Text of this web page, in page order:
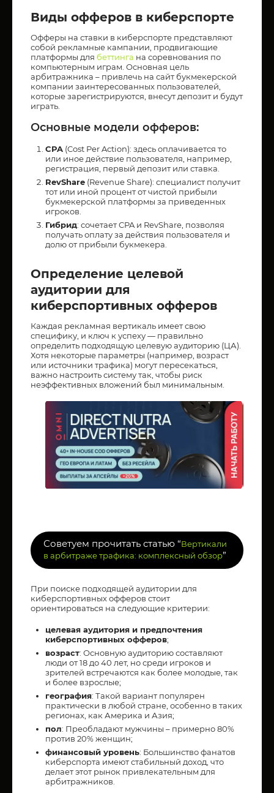
Виды офферов в киберспорте
Офферы на ставки в киберспорте представляют
собой рекламные кампании, продвигающие
платформы для беттинга на соревнования по
компьютерным играм. Основная цель
арбитражника – привлечь на сайт букмекерской
компании заинтересованных пользователей,
которые зарегистрируются, внесут депозит и будут
играть.
Основные модели офферов:
CPA (Cost Per Action): здесь оплачивается то
или иное действие пользователя, например,
регистрация, первый депозит или ставка.
RevShare (Revenue Share): специалист получит
тот или иной процент от чистой прибыли
букмекерской платформы за приведенных
игроков.
Гибрид: сочетает CPA и RevShare, позволяя
получать оплату за действия пользователя и
долю от прибыли букмекера.
Определение целевой
аудитории для
киберспортивных офферов
Каждая рекламная вертикаль имеет свою
специфику, и ключ к успеху — правильно
определить подходящую целевую аудиторию (ЦА).
Хотя некоторые параметры (например, возраст
или источники трафика) могут пересекаться,
важно настроить систему так, чтобы риск
неэффективных вложений был минимальным.
Советуем прочитать статью “Вертикали
в арбитраже трафика: комплексный обзор”
При поиске подходящей аудитории для
киберспортивных офферов стоит
ориентироваться на следующие критерии:
целевая аудитория и предпочтения
киберспортивных офферов;
возраст: Основную аудиторию составляют
люди от 18 до 40 лет, но среди игроков и
зрителей встречаются как более молодые, так
и более взрослые;
география: Такой вариант популярен
практически в любой стране, особенно в таких
регионах, как Америка и Азия;
пол: Преобладают мужчины – примерно 80%
против 20% женщин;
финансовый уровень: Большинство фанатов
киберспорта имеют стабильный доход, что
делает этот рынок привлекательным для
арбитражников.